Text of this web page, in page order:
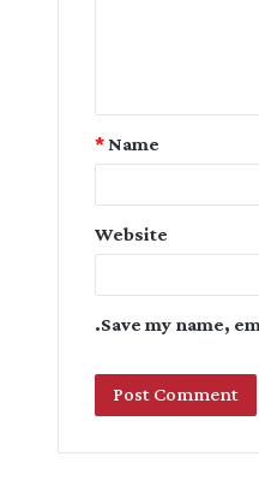
Name
*
Website
Save my name,